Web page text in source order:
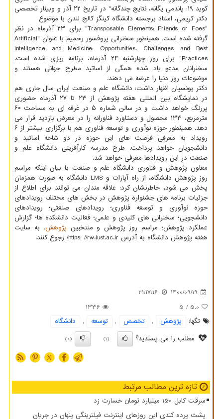
کوید ۱۹: پاندمی یگانه، نتایج چندگانه" در تاریخ ۲۲ آذر و وبینار تخصصی
دکتر کریمی، استاد برجسته دانشگاه کینگز کالج لندن با موضوع
"Transposable Elements: Friends or Foes" برای ۲۳ آذرماه در نظر
گرفته شده است. همینطور سخنرانی پروفسور رحمیم با عنوان "Artificial
Intelligence and Medicine: Opportunities، Challenges and Best
Practices" برای روز چهارشنبه ۲۴ آذرماه، برنامه ریزی شده است.
سخنرانان مدعو یاد شده همگی از اساتید مطرح جهانی هستند و
موضوعات روز دنیا را عرضه می دهند.
دکتر یونسیان اظهار داشت: دانشگاه علم و صنعت ایران سال جاری هم
در نمایشگاه بین المللی هفته پژوهش از ۲۳ تا ۲۷ آذرماه حضوری
پررنگ خواهد داشت و در سالن شماره ۵ در غرفه ای به مساحت ۶۰
مترمربع، ۱۳۳ محصول و دستاورد فناورانه را در معرض بازدید قرار می
دهد. همینطور حوزه نوآوری و توسعه فناوری هم با برگزاری بیشتر از ۶
رویداد به معرفی فرصت های این حوزه در دو شاخه اساتید و
دانشجویان خواهد پرداخت. طرح مدرسه کارآفرینی دانشگاه علم و
صنعت در این رویدادها معرفی خواهد شد.
معاون پژوهش و فناوری دانشگاه علم و صنعت با بیان اینکه مراسم
روز پژوهش دانشگاه، از راه آپارات و LMS دانشگاه به صورت همزمان
پخش می شود، خاطرنشان کرد: علاقه مندان می توانند برای اطلاع از
جزئیات برنامه های جشنواره پژوهش در بخش های مختلف رویدادهای
حوزه نوآوری و توسعه فناوری؛ رویدادهای صنعتی؛ رویدادهای
دانشجویی؛ سخنرانی های کلیدی و علمی؛ فعالیت دانشکده ها؛ گزارش
عملکرد پژوهش؛ مراسم روز پژوهش و منتخبین پژوهش، به سایت
هفته پژوهش دانشگاه به آدرس https: //rw.iust.ac.ir/ رجوع کنند.
1400/09/19
21:17:16
5.0
/ 5
1336
تگها:
پژوهش , تخصص , توسعه ,
دانشگاه
مطلب را می پسندید؟
(1)
(0)
X
تازه ترین مطالب مرتبط
سرقت کابل 150 میلیارد تومان خسارت زد
پشت پرده کندی این روزهای اینترنت فیلترینگی پنهان در جریان